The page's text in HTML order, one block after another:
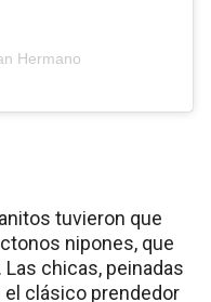
Hermano
tuvieron que
nipones, que
Las chicas, peinadas
clásico prendedor